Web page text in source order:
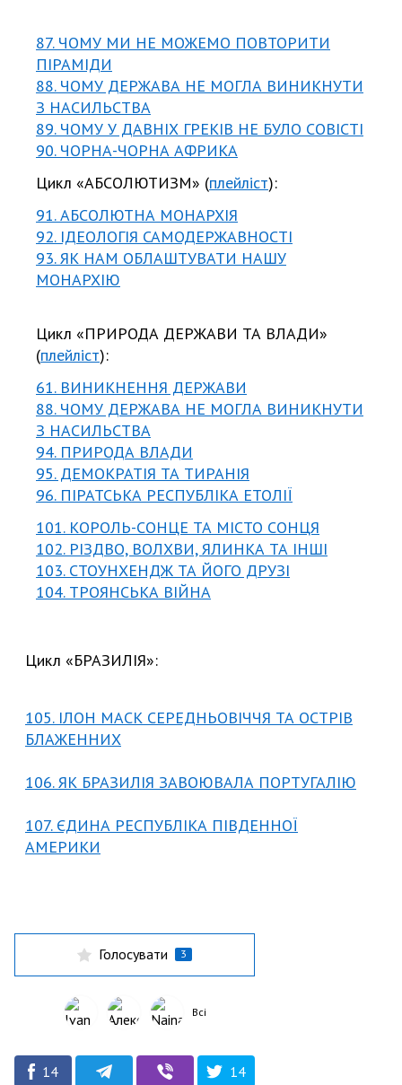
87. ЧОМУ МИ НЕ МОЖЕМО ПОВТОРИТИ
ПІРАМІДИ
88. ЧОМУ ДЕРЖАВА НЕ МОГЛА ВИНИКНУТИ
З НАСИЛЬСТВА
89. ЧОМУ У ДАВНІХ ГРЕКІВ НЕ БУЛО СОВІСТІ
90. ЧОРНА-ЧОРНА АФРИКА
Цикл «АБСОЛЮТИЗМ» (плейліст):
91. АБСОЛЮТНА МОНАРХІЯ
92. ІДЕОЛОГІЯ САМОДЕРЖАВНОСТІ
93. ЯК НАМ ОБЛАШТУВАТИ НАШУ
МОНАРХІЮ
Цикл «ПРИРОДА ДЕРЖАВИ ТА ВЛАДИ»
(плейліст):
61. ВИНИКНЕННЯ ДЕРЖАВИ
88. ЧОМУ ДЕРЖАВА НЕ МОГЛА ВИНИКНУТИ
З НАСИЛЬСТВА
94. ПРИРОДА ВЛАДИ
95. ДЕМОКРАТІЯ ТА ТИРАНІЯ
96. ПІРАТСЬКА РЕСПУБЛІКА ЕТОЛІЇ
101. КОРОЛЬ-СОНЦЕ ТА МІСТО СОНЦЯ
102. РІЗДВО, ВОЛХВИ, ЯЛИНКА ТА ІНШІ
103. СТОУНХЕНДЖ ТА ЙОГО ДРУЗІ
104. ТРОЯНСЬКА ВІЙНА
Цикл «БРАЗИЛІЯ»:
105. ІЛОН МАСК СЕРЕДНЬОВІЧЧЯ ТА ОСТРІВ
БЛАЖЕННИХ
106. ЯК БРАЗИЛІЯ ЗАВОЮВАЛА ПОРТУГАЛІЮ
107. ЄДИНА РЕСПУБЛІКА ПІВДЕННОЇ
АМЕРИКИ
Голосувати 3
Всі
14 14